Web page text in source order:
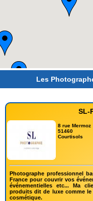
Les
SL-
8 rue Mermoz
51460
Courtisols
Photographe professionnel
France pour couvrir vos
événementielles etc... Ma
produits dit de luxe comme
cosmétique.